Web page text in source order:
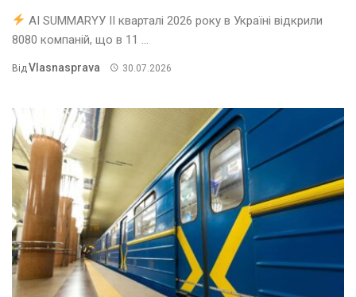
AI SUMMARYУ ІІ кварталі 2026 року в Україні відкрили
8080 компаній, що в 11 ...
Від Vlasnasprava 30.07.2026